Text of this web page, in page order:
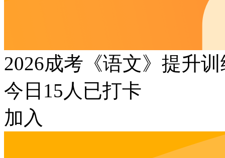
2026成考《语文》提升
今日 15 人已打卡
加入